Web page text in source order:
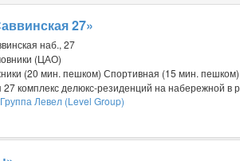
27»
наб., 27
(ЦАО)
(20 мин. пешком) Спортивная (15 мин. пешком)
27 комплекс делюкс-резиденций на набережной
Группа Левел (Level Group)